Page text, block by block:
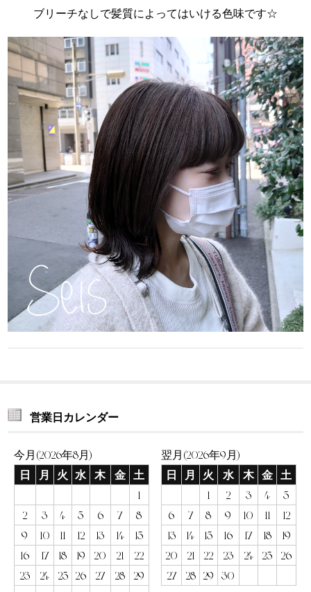
ブリーチなしで髪質によってはいける色味です☆
営業日カレンダー
今月(2026年8月)
日
月 火 水 木 金
土
1
2
3 4 5 6 7
8
9
10 11 12 13 14
15
16
17 18 19 20 21
22
23
24 25 26 27 28
29
翌月(2026年9月)
日
月 火 水 木 金
土
1
2 3 4
5
6
7 8 9 10 11
12
13
14 15 16 17 18
19
20
21 22 23 24 25
26
27
28 29 30